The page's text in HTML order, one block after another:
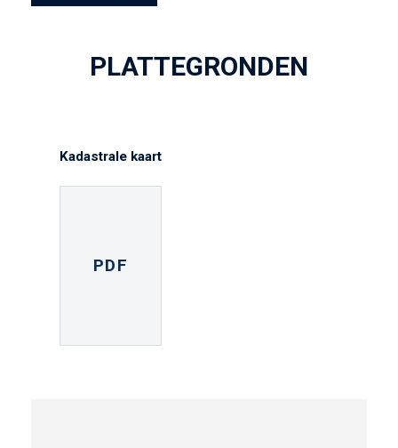
PLATTEGRONDEN
PDF
Kadastrale kaart